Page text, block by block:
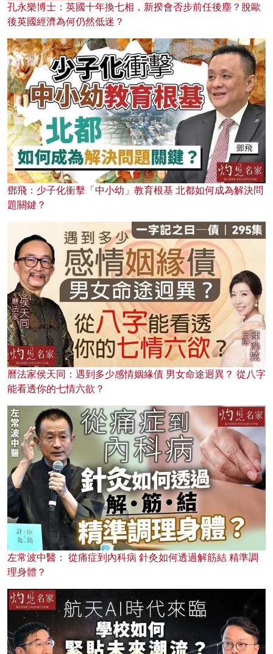
孔永樂博士：英國十年換七相，新揆會否步前任後塵？脫歐
後英國經濟為何仍然低迷？
鄧飛：少子化衝擊「中小幼」教育根基 北都如何成為解決問
題關鍵？
曆法家侯天同：遇到多少感情姻緣債 男女命途迥異？ 從八字
能看透你的七情六欲？
左常波中醫： 從痛症到內科病 針灸如何透過解筋結 精準調
理身體？